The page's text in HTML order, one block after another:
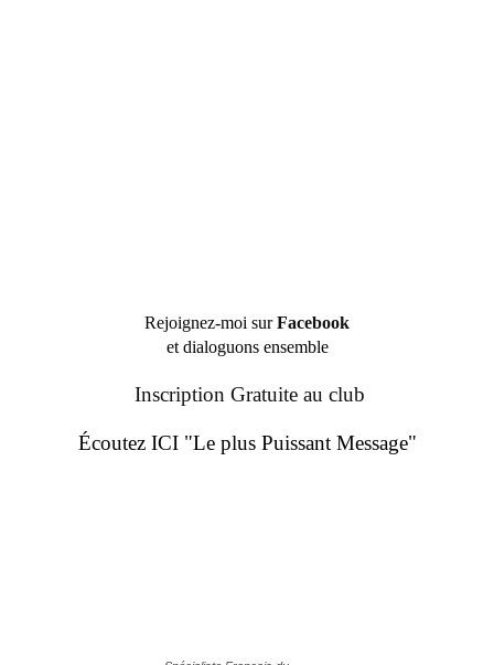
Rejoignez-moi surFacebook
et dialoguons ensemble
Inscription Gratuite au club
Écoutez ICI "Le plus Puissant Message"